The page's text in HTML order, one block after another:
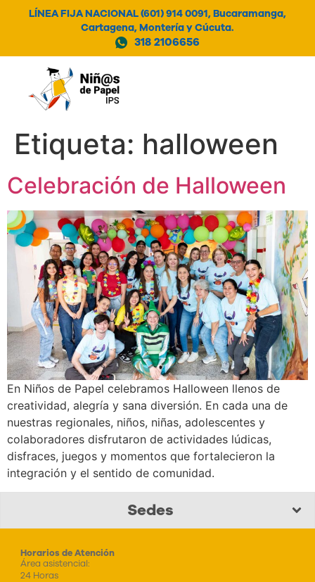
LÍNEA FIJA NACIONAL (601) 914 0091, Bucaramanga,
Cartagena, Montería y Cúcuta.
318 2106656
Etiqueta: halloween
Celebración de Halloween
En Niños de Papel celebramos Halloween llenos de
creatividad, alegría y sana diversión. En cada una de
nuestras regionales, niños, niñas, adolescentes y
colaboradores disfrutaron de actividades lúdicas,
disfraces, juegos y momentos que fortalecieron la
integración y el sentido de comunidad.
Sedes
Horarios de Atención
Área asistencial:
24 Horas